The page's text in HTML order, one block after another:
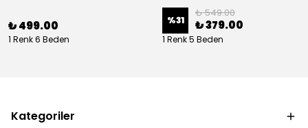
₺ 499.00
1 Renk 6 Beden
%31
₺ 549.00
₺ 379.00
1 Renk 5 Beden
Kategoriler